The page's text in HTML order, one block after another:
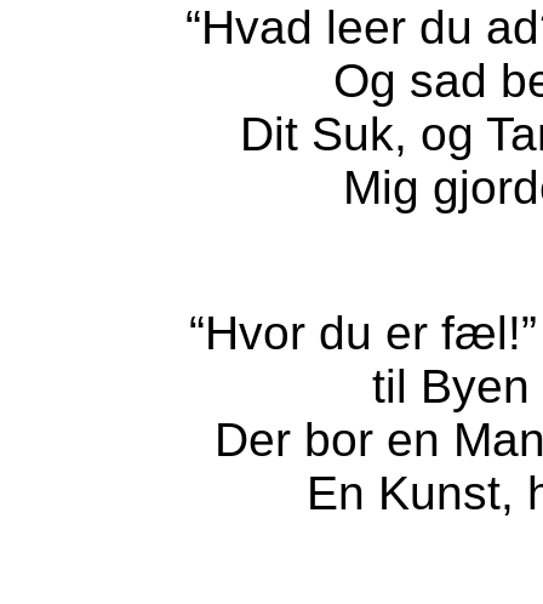
“Hvad leer du
Og sad
Dit Suk, og
Mig
“Hvor du er
til
Der bor en
En Kunst,